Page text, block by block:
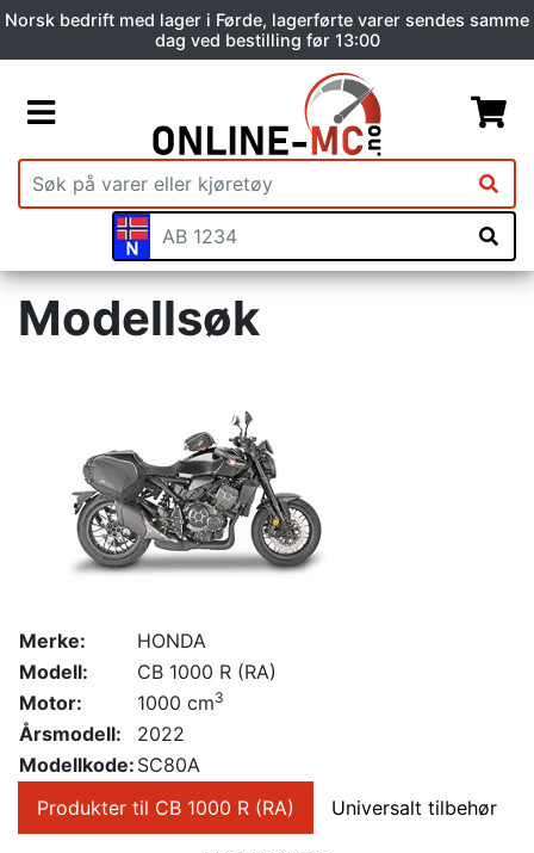
Norsk bedrift med lager i Førde, lagerførte varer sendes samme
dag ved bestilling før 13:00
Modellsøk
Merke:
HONDA
Modell:
CB 1000 R (RA)
Motor:
1000 cm3
Årsmodell:
2022
Modellkode: SC80A
Produkter til CB 1000 R (RA)
Universalt tilbehør